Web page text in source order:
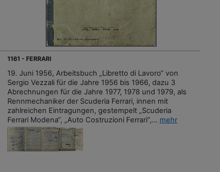
1161 - FERRARI
19. Juni 1956, Arbeitsbuch „Libretto di Lavoro“ von
Sergio Vezzali für die Jahre 1956 bis 1966, dazu 3
Abrechnungen für die Jahre 1977, 1978 und 1979, als
Rennmechaniker der Scuderia Ferrari, innen mit
zahlreichen Eintragungen, gestempelt „Scuderia
Ferrari Modena“, „Auto Costruzioni Ferrari“,... mehr